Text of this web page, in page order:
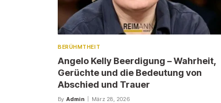
BERÜHMTHEIT
Angelo Kelly Beerdigung – Wahrheit,
Gerüchte und die Bedeutung von
Abschied und Trauer
By Admin März 28, 2026